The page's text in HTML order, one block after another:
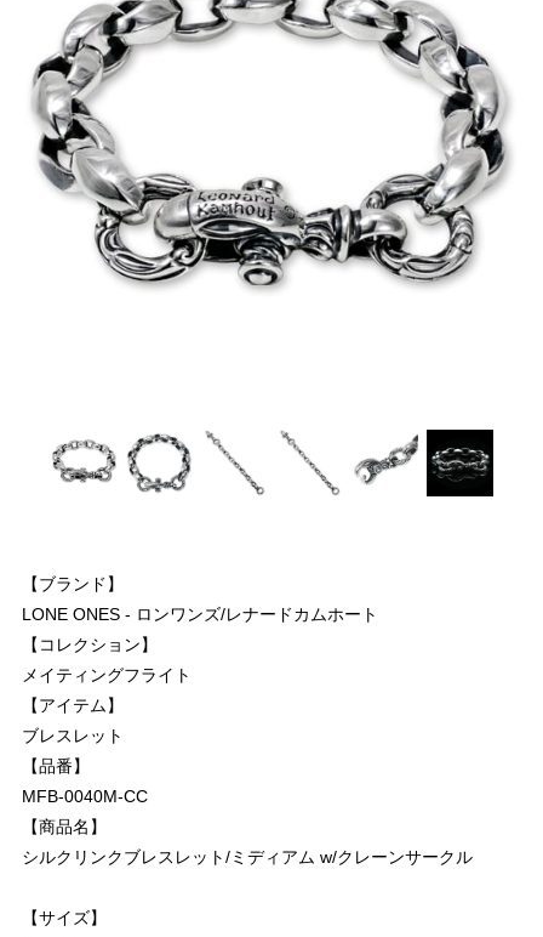
【ブランド】
LONE ONES - ロンワンズ/レナードカムホート
【コレクション】
メイティングフライト
【アイテム】
ブレスレット
【品番】
MFB-0040M-CC
【商品名】
シルクリンクブレスレット/ミディアム w/クレーンサークル
【サイズ】